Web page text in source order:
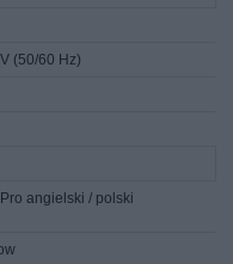
(50/60 Hz)
angielski / polski